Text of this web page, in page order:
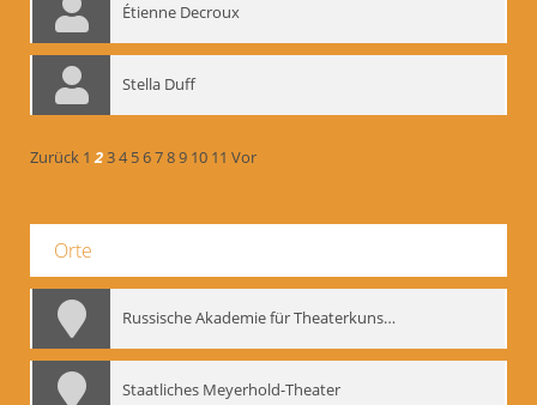
Étienne Decroux
Stella Duff
Zurück 1 234 56789 10 11 Vor
Orte
Russische Akademie für Theaterkunst – GITIS
Staatliches Meyerhold-Theater